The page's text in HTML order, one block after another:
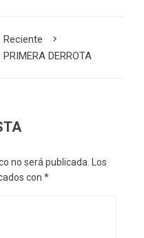
Reciente
PRIMERA DERROTA
no será publicada. Los
con *